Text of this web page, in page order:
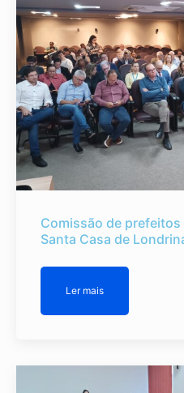
Comissão de prefeitos
Santa Casa de
Ler mais